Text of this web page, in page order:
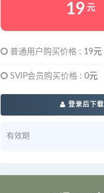
19 元
普通用户购买价格 : 19元
SVIP会员购买价格 : 0元
登录后下载
有效期